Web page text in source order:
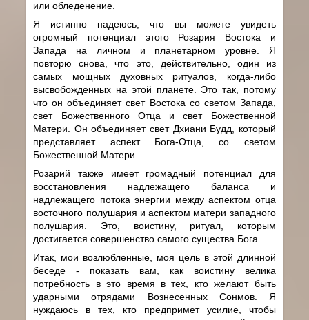
или обледенение.
Я истинно надеюсь, что вы можете увидеть
огромный потенциал этого Розария Востока и
Запада на личном и планетарном уровне. Я
повторю снова, что это, действительно, один из
самых мощных духовных ритуалов, когда-либо
высвобожденных на этой планете. Это так, потому
что он объединяет свет Востока со светом Запада,
свет Божественного Отца и свет Божественной
Матери. Он объединяет свет Дхиани Будд, который
представляет аспект Бога-Отца, со светом
Божественной Матери.
Розарий также имеет громадный потенциал для
восстановления надлежащего баланса и
надлежащего потока энергии между аспектом отца
восточного полушария и аспектом матери западного
полушария. Это, воистину, ритуал, которым
достигается совершенство самого существа Бога.
Итак, мои возлюбленные, моя цель в этой длинной
беседе - показать вам, как воистину велика
потребность в это время в тех, кто желают быть
ударными отрядами Вознесенных Сонмов. Я
нуждаюсь в тех, кто предпримет усилие, чтобы